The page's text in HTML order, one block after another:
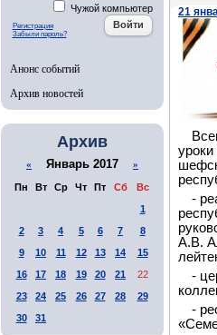
Чужой компьютер
Регистрация
Забыли пароль?
Анонс событий
Архив новостей
Архив
« Январь 2017 »
Пн Вт Ср Чт Пт Сб
Вс
1
2
3 4 5 6 7
8
9
10 11 12 13 14
15
16
17 18 19 20 21
22
23
24 25 26 27 28
29
30
31
21
-
А.В.
-
-